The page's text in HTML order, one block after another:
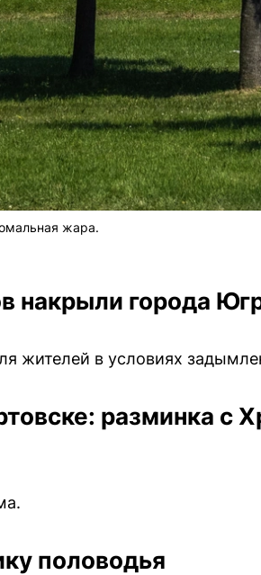
жара.
накрыли города
жителей в условиях
разминка с
половодья